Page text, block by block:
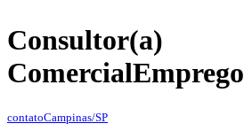
Consultor(a)
ComercialEmprego
contatoCampinas/SP